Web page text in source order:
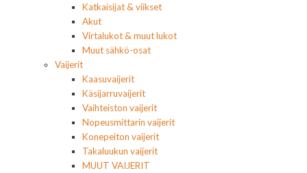
Katkaisijat & viikset
Akut
Virtalukot & muut lukot
Muut sähkö-osat
Vaijerit
Kaasuvaijerit
Käsijarruvaijerit
Vaihteiston vaijerit
Nopeusmittarin vaijerit
Konepeiton vaijerit
Takaluukun vaijerit
MUUT VAIJERIT